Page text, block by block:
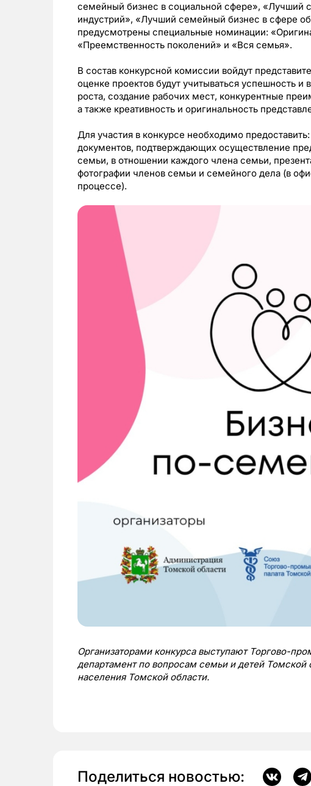
семейный бизнес в социальной сфере», «Лучший
индустрий», «Лучший семейный бизнес в сфере
предусмотрены специальные номинации:
«Преемственность поколений» и «Вся семья».
В состав конкурсной комиссии войдут
оценке проектов будут учитываться успешность и
роста, создание рабочих мест, конкурентные
а также креативность и оригинальность
Для участия в конкурсе необходимо предоставить:
документов, подтверждающих осуществление
семьи, в отношении каждого члена семьи,
фотографии членов семьи и семейного дела (в
процессе).
Организаторами конкурса выступают Торгово-
департамент по вопросам семьи и детей Томской
населения Томской области.
Поделиться новостью: